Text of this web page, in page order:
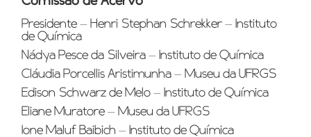
Presidente – Henri Stephan Schrekker – Instituto
de Química
Nádya Pesce da Silveira – Instituto de Química
Cláudia Porcellis Aristimunha – Museu da UFRGS
Edison Schwarz de Melo – Instituto de Química
Eliane Muratore – Museu da UFRGS
Ione Maluf Baibich – Instituto de Química